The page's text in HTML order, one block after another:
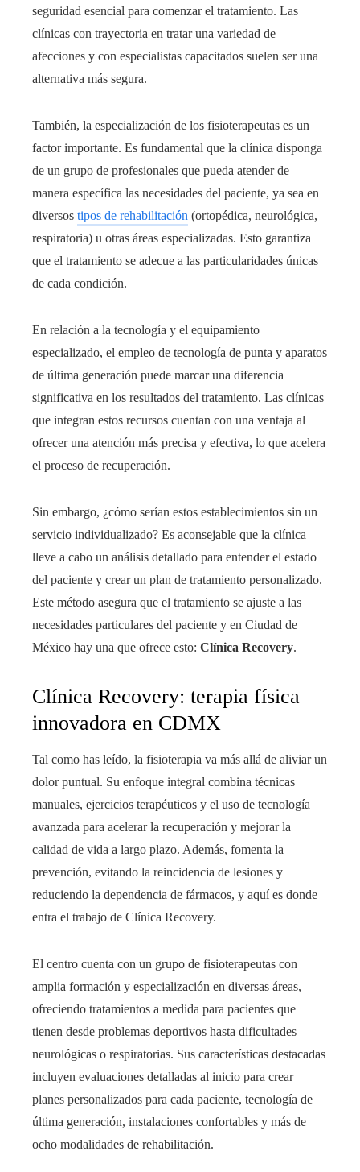
seguridad esencial para comenzar el tratamiento. Las
clínicas con trayectoria en tratar una variedad de
afecciones y con especialistas capacitados suelen ser una
alternativa más segura.
También, la especialización de los fisioterapeutas es un
factor importante. Es fundamental que la clínica disponga
de un grupo de profesionales que pueda atender de
manera específica las necesidades del paciente, ya sea en
diversos tipos de rehabilitación (ortopédica, neurológica,
respiratoria) u otras áreas especializadas. Esto garantiza
que el tratamiento se adecue a las particularidades únicas
de cada condición.
En relación a la tecnología y el equipamiento
especializado, el empleo de tecnología de punta y aparatos
de última generación puede marcar una diferencia
significativa en los resultados del tratamiento. Las clínicas
que integran estos recursos cuentan con una ventaja al
ofrecer una atención más precisa y efectiva, lo que acelera
el proceso de recuperación.
Sin embargo, ¿cómo serían estos establecimientos sin un
servicio individualizado? Es aconsejable que la clínica
lleve a cabo un análisis detallado para entender el estado
del paciente y crear un plan de tratamiento personalizado.
Este método asegura que el tratamiento se ajuste a las
necesidades particulares del paciente y en Ciudad de
México hay una que ofrece esto: Clínica Recovery.
Clínica Recovery: terapia física
innovadora en CDMX
Tal como has leído, la fisioterapia va más allá de aliviar un
dolor puntual. Su enfoque integral combina técnicas
manuales, ejercicios terapéuticos y el uso de tecnología
avanzada para acelerar la recuperación y mejorar la
calidad de vida a largo plazo. Además, fomenta la
prevención, evitando la reincidencia de lesiones y
reduciendo la dependencia de fármacos, y aquí es donde
entra el trabajo de Clínica Recovery.
El centro cuenta con un grupo de fisioterapeutas con
amplia formación y especialización en diversas áreas,
ofreciendo tratamientos a medida para pacientes que
tienen desde problemas deportivos hasta dificultades
neurológicas o respiratorias. Sus características destacadas
incluyen evaluaciones detalladas al inicio para crear
planes personalizados para cada paciente, tecnología de
última generación, instalaciones confortables y más de
ocho modalidades de rehabilitación.